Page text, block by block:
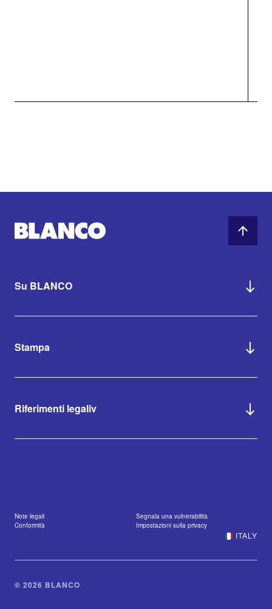
Su BLANCO
Stampa
Riferimenti legaliv
Note legali
Segnala una vulnerabilità
Conformità
Impostazioni sulla privacy
ITALY
© 2026 BLANCO